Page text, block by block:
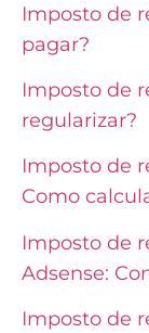
Imposto de
pagar?
Imposto de
regularizar?
Imposto de
Como
Imposto de
Adsense:
Imposto de